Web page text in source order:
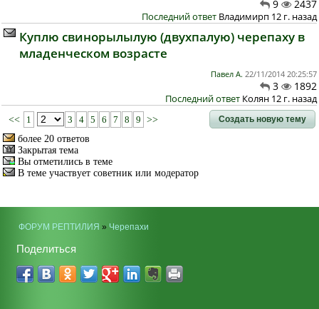
9 2437
Последний ответ Владимирп 12 г. назад
Куплю свинорылылую (двухпалую) черепаху в
младенческом возрасте
Павел А. 22/11/2014 20:25:57
3 1892
Последний ответ Колян 12 г. назад
<< 1 3 4 5 6 7 8 9 >> Создать новую тему
более 20 ответов
Закрытая тема
Вы отметились в теме
В теме участвует советник или модератор
ФОРУМ РЕПТИЛИЯ » Черепахи
Поделиться